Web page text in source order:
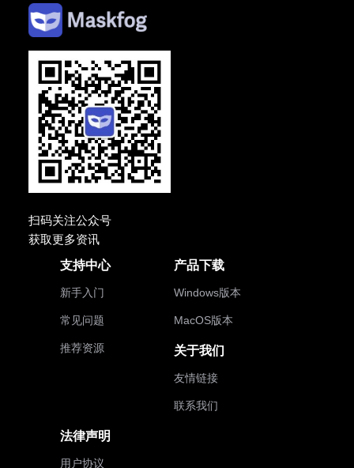
扫码关注公众号
获取更多资讯
支持中心
新手入门
常见问题
推荐资源
产品下载
Windows版本
MacOS版本
关于我们
友情链接
联系我们
法律声明
用户协议